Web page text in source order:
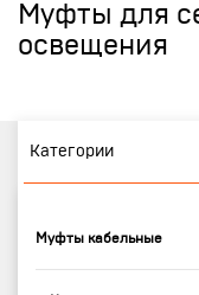
Муфты для
освещения
Категории
Муфты кабельные